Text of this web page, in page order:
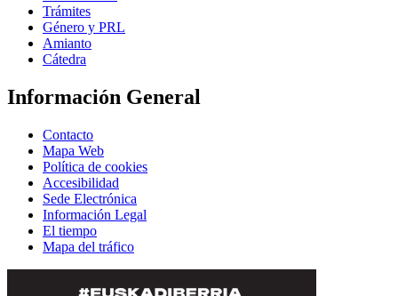
Trámites
Género y PRL
Amianto
Cátedra
Información General
Contacto
Mapa Web
Política de cookies
Accesibilidad
Sede Electrónica
Información Legal
El tiempo
Mapa del tráfico